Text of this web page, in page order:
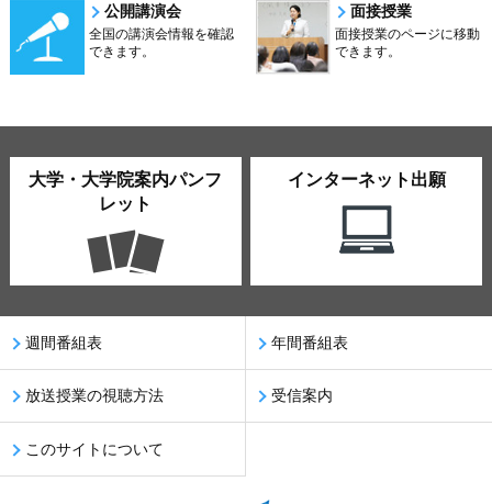
公開講演会
全国の講演会情報を確認
できます。
面接授業
面接授業のページに移動
できます。
大学・大学院案内パンフ
レット
インターネット出願
週間番組表 年間番組表
放送授業の視聴方法 受信案内
このサイトについて